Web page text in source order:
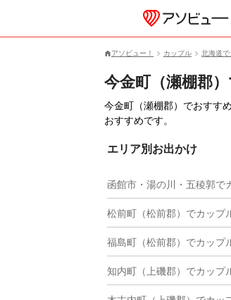
アソビュー！ カップル 北海道
今金町（瀬棚郡
今金町（瀬棚郡）でおすす
おすすめです。
エリア別お出かけ
函館市・湯の川・五稜郭で
松前町（松前郡）でカップ
福島町（松前郡）でカップ
知内町（上磯郡）でカップ